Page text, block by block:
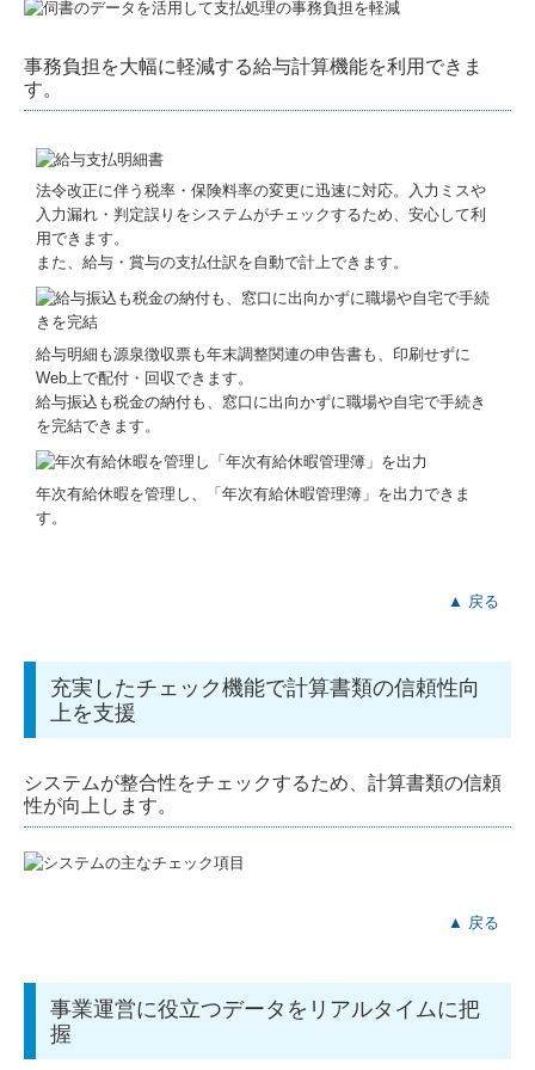
事務負担を大幅に軽減する給与計算機能を利用できま
す。
法令改正に伴う税率・保険料率の変更に迅速に対応。入力ミスや
入力漏れ・判定誤りをシステムがチェックするため、安心して利
用できます。
また、給与・賞与の支払仕訳を自動で計上できます。
給与明細も源泉徴収票も年末調整関連の申告書も、印刷せずに
Web上で配付・回収できます。
給与振込も税金の納付も、窓口に出向かずに職場や自宅で手続き
を完結できます。
年次有給休暇を管理し、「年次有給休暇管理簿」を出力できま
す。
▲ 戻る
充実したチェック機能で計算書類の信頼性向
上を支援
システムが整合性をチェックするため、計算書類の信頼
性が向上します。
▲ 戻る
事業運営に役立つデータをリアルタイムに把
握